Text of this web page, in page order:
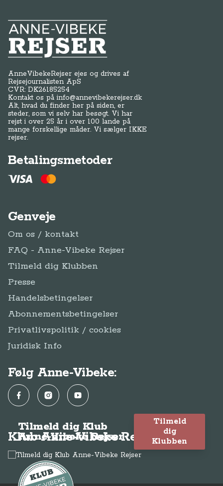
Anne-Vibeke Rejser
AnneVibekeRejser ejes og drives af
Rejsejournalisten ApS
CVR: DK26185254
Kontakt os påinfo@annevibekerejser.dk
Alt, hvad du finder her på siden, er
steder, som vi selv har besøgt. Vi har
rejst i over 25 år i over 100 lande på
mange forskellige måder. Vi sælger IKKE
rejser.
Betalingsmetoder
Genveje
Om os / kontakt
FAQ - Anne-Vibeke Rejser
Tilmeld dig Klubben
Presse
Handelsbetingelser
Abonnementsbetingelser
Privatlivspolitik / cookies
Juridisk Info
Følg Anne-Vibeke:
FacebookInstagramYouTube
Klub Anne-Vibeke Rejser
Tilmeld dig Klub
Anne-Vibeke Rejser
Tilmeld
dig
Klubben